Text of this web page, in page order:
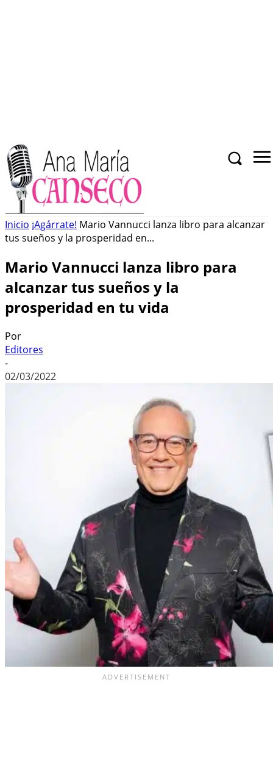
Inicio ¡Agárrate! Mario Vannucci lanza libro para alcanzar
tus sueños y la prosperidad en...
Mario Vannucci lanza libro para
alcanzar tus sueños y la
prosperidad en tu vida
Por
Editores
-
02/03/2022